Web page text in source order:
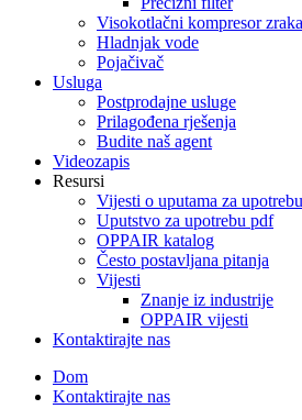
Visokotlačni kompresor
Hladnjak vode
Pojačivač
Usluga
Postprodajne usluge
Prilagođena rješenja
Budite naš agent
Videozapis
Resursi
Vijesti o uputama za upotrebu
Uputstvo za upotrebu pdf
OPPAIR katalog
Često postavljana pitanja
Vijesti
Znanje iz industrije
OPPAIR vijesti
Kontaktirajte nas
Dom
Kontaktirajte nas